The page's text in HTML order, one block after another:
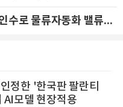
클로봇, 두산로지스틱스솔루션 인수로 물류자동화 밸류체인 확장 추진 - IBK투자증권
정한 '한국판 팔란티
AI모델 현장적용